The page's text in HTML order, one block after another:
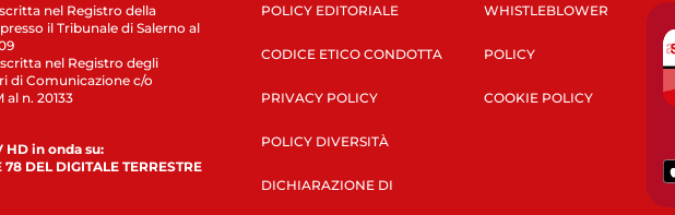
nel Registro della
il Tribunale di Salerno al
nel Registro degli
di Comunicazione c/o
al n. 20133
HD in onda su:
78 DEL DIGITALE TERRESTRE
POLICY EDITORIALE
CODICE ETICO CONDOTTA
PRIVACY POLICY
POLICY DIVERSITÀ
DICHIARAZIONE DI
WHISTLEBLOWER
POLICY
COOKIE POLICY